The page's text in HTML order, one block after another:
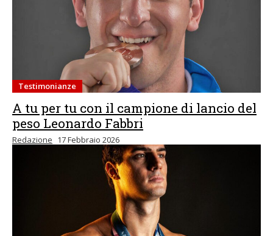
Testimonianze
A tu per tu con il campione di lancio del
peso Leonardo Fabbri
Redazione 17 Febbraio 2026